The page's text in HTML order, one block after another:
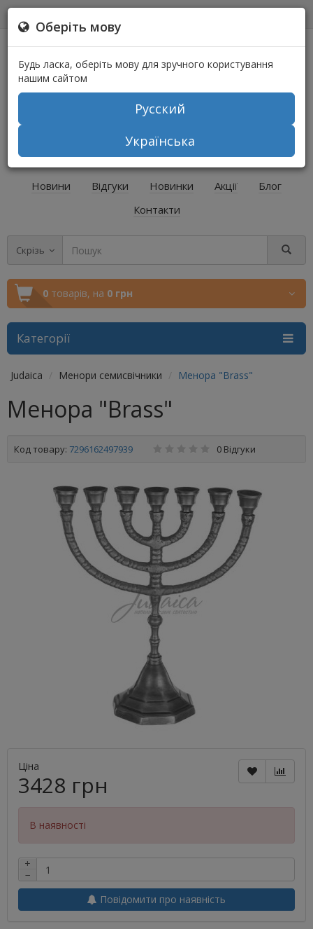
+38 (067) 541-64-04
+38 (073) 541-64-04
Новини Відгуки Новинки Акції
Блог
Контакти
Скрізь
0 товарів, на 0 грн
Категорії
Оберіть мову
Будь ласка, оберіть мову для зручного користування
нашим сайтом
Русский
Українська
Judaica Менори семисвічники Менора "Brass"
Менора "Brass"
Код товару: 7296162497939 0 Відгуки
Ціна
3428 грн
В наявності
+
−
Повідомити про наявність